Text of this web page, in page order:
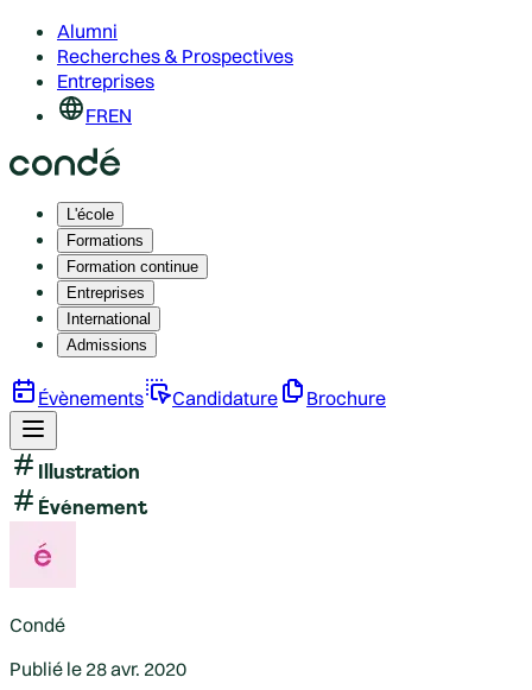
Alumni
Recherches & Prospectives
Entreprises
FREN
L'école
Formations
Formation continue
Entreprises
International
Admissions
Évènements Candidature Brochure
Illustration
Événement
Condé
Publié le 28 avr. 2020